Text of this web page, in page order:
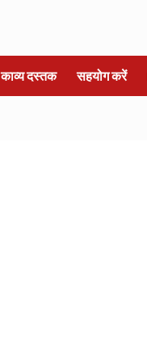
काव्य दस्तक सहयोग करें